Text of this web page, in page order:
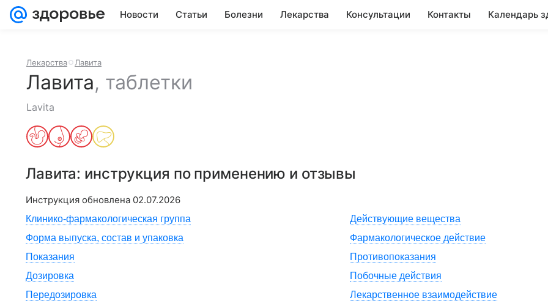
Новости Статьи Болезни Лекарства Консультации Контакты Календарь
Лекарства Лавита
Лавита, таблетки
Lavita
Лавита: инструкция по применению и отзывы
Инструкция обновлена 02.07.2026
Клинико-фармакологическая группа
Действующие вещества
Форма выпуска, состав и упаковка
Фармакологическое действие
Показания
Противопоказания
Дозировка
Побочные действия
Передозировка
Лекарственное взаимодействие